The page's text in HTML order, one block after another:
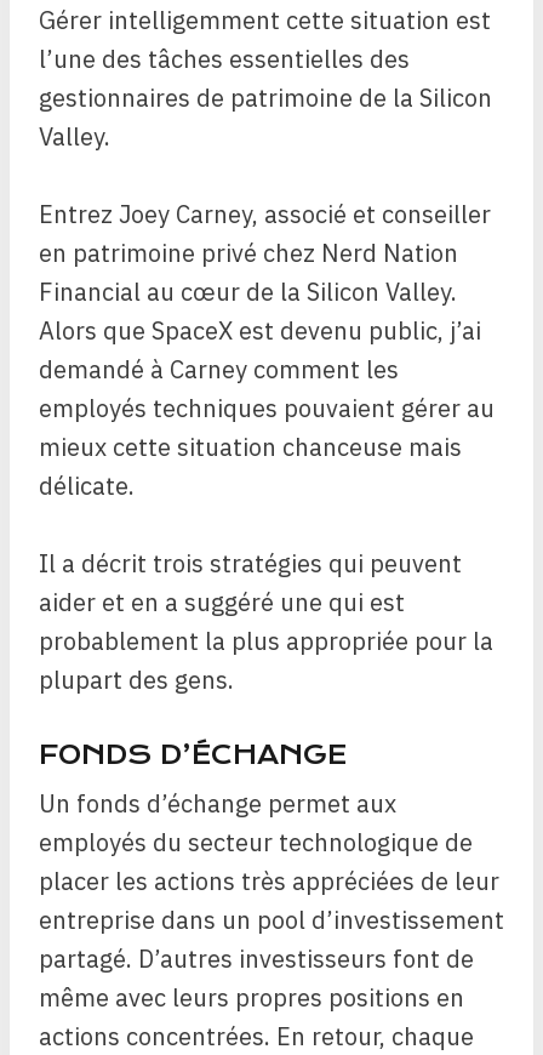
Gérer intelligemment cette situation est
l’une des tâches essentielles des
gestionnaires de patrimoine de la Silicon
Valley.
Entrez Joey Carney, associé et conseiller
en patrimoine privé chez Nerd Nation
Financial au cœur de la Silicon Valley.
Alors que SpaceX est devenu public, j’ai
demandé à Carney comment les
employés techniques pouvaient gérer au
mieux cette situation chanceuse mais
délicate.
Il a décrit trois stratégies qui peuvent
aider et en a suggéré une qui est
probablement la plus appropriée pour la
plupart des gens.
FONDS D’ÉCHANGE
Un fonds d’échange permet aux
employés du secteur technologique de
placer les actions très appréciées de leur
entreprise dans un pool d’investissement
partagé. D’autres investisseurs font de
même avec leurs propres positions en
actions concentrées. En retour, chaque